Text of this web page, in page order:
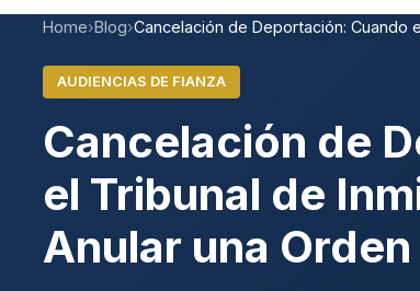
Home›Blog›Cancelación de Deportación: Cuando
AUDIENCIAS DE FIANZA
Cancelación de
el Tribunal de
Anular una